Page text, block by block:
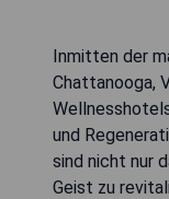
Inmitten der
Chattanooga,
und
sind nicht nur
Geist zu